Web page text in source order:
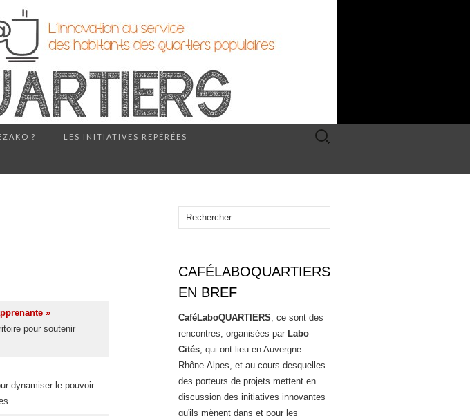
? LES INITIATIVES REPÉRÉES Rechercher :
»
pour soutenir
dynamiser le pouvoir
Rechercher :
CAFÉLABOQUARTIERS
EN BREF
CaféLaboQUARTIERS, ce sont des
rencontres, organisées par Labo
Cités, qui ont lieu en Auvergne-
Rhône-Alpes, et au cours desquelles
des porteurs de projets mettent en
discussion des initiatives innovantes
qu'ils mènent dans et pour les